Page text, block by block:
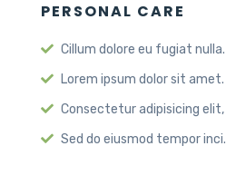
PERSONAL CARE
Cillum dolore eu fugiat nulla.
Lorem ipsum dolor sit amet.
Consectetur adipisicing elit,
Sed do eiusmod tempor inci.